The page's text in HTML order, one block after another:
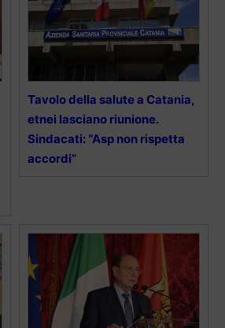
Tavolo della salute a Catania,
etnei lasciano riunione.
Sindacati: “Asp non rispetta
accordi”